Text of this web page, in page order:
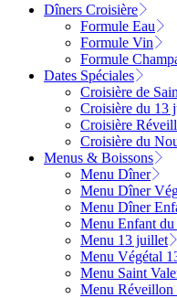
Dîners Croisière
Formule Eau
Formule Vin
Formule
Dates Spéciales
Croisière de
Croisière du 13
Croisière
Croisière du
Menus & Boissons
Menu Dîner
Menu Dîner
Menu Dîner
Menu Enfant
Menu 13 juillet
Menu Végétal
Menu Saint
Menu Réveillon